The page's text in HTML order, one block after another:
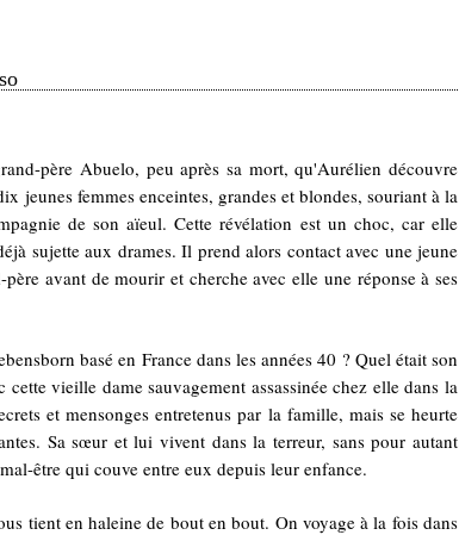
père Abuelo, peu après sa mort, qu'Aurélien découvre
jeunes femmes enceintes, grandes et blondes, souriant à la
de son aïeul. Cette révélation est un choc, car elle
sujette aux drames. Il prend alors contact avec une jeune
avant de mourir et cherche avec elle une réponse à ses
basé en France dans les années 40 ? Quel était son
vieille dame sauvagement assassinée chez elle dans la
et mensonges entretenus par la famille, mais se heurte
Sa sœur et lui vivent dans la terreur, sans pour autant
être qui couve entre eux depuis leur enfance.
tient en haleine de bout en bout. On voyage à la fois dans